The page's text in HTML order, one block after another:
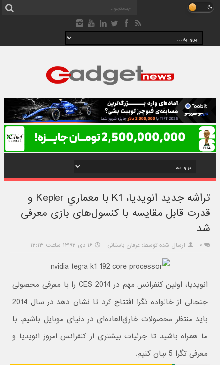
تراشه جدید انویدیا، K1 با معماري Kepler و
قدرت قابل مقايسه با کنسول‌های بازی معرفی
شد
۰ ارسال شده توسط: عرفان باستانی ۱۶ دی ۱۳۹۲ ساعت ۱۲:۱۳
انویدیا، اولین کنفرانس مهم در CES 2014 را با معرفی محصولی
جنجالی از خانواده تگرا افتتاح کرد تا نشان دهد در سال 2014
باید منتظر محصولات خارق‌العاده‌ای در دنیای موبایل باشیم. با
ما همراه باشید تا جزئیات بیشتری از کنفرانس امروز انویدیا و
معرفی تگرا 5 بیان کنیم.